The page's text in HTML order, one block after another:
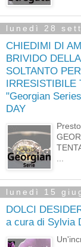
lunedì 28
CHIEDIMI DI
BRIVIDO
SOLTANTO
IRRESISTIBILE
"Georgian
DAY
lunedì 15
DOLCI
a cura di Sylvia